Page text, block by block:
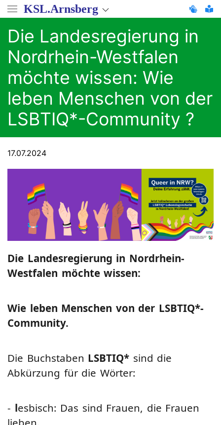
Direkt
zum
Inhalt
KSL.Arnsberg
Die Landesregierung in
Nordrhein-Westfalen
möchte wissen: Wie
leben Menschen von der
LSBTIQ*-Community ?
17.07.2024
Die Landesregierung in Nordrhein-
Westfalen möchte wissen:
Wie leben Menschen von der LSBTIQ*-
Community.
Die Buchstaben LSBTIQ* sind die
Abkürzung für die Wörter:
- lesbisch: Das sind Frauen, die Frauen